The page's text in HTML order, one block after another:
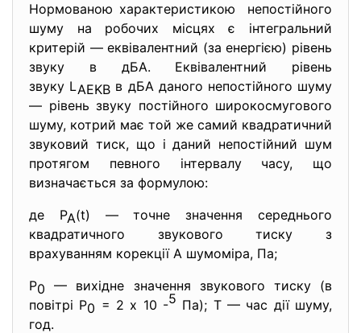
Нормованою характеристикою непостійного
шуму на робочих місцях є інтегральний
критерій — еквівалентний (за енергією) рівень
звуку в дБА. Еквівалентний рівень
звуку LAEKB в дБА даного непостійного шуму
— рівень звуку постійного широкосмугового
шуму, котрий має той же самий квадратичний
звуковий тиск, що і даний непостійний шум
протягом певного інтервалу часу, що
визначається за формулою:
де PA(t) — точне значення середнього
квадратичного звукового тиску з
врахуванням корекції А шумоміра, Па;
Р0 — вихідне значення звукового тиску (в
повітрі Р0 = 2 х 10 -5 Па); Т — час дії шуму,
год.